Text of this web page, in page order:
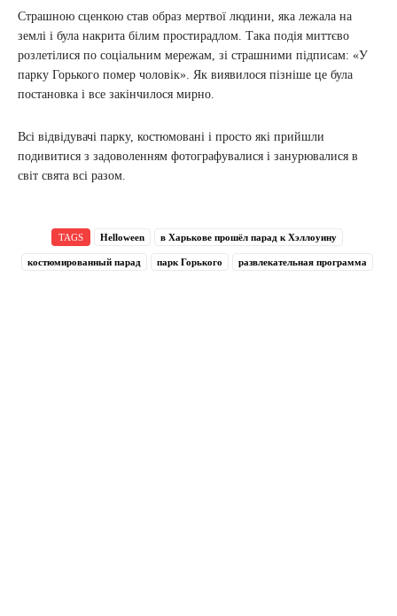
Страшною сценкою став образ мертвої людини, яка лежала на
землі і була накрита білим простирадлом. Така подія миттєво
розлетілися по соціальним мережам, зі страшними підписам: «У
парку Горького помер чоловік». Як виявилося пізніше це була
постановка і все закінчилося мирно.
Всі відвідувачі парку, костюмовані і просто які прийшли
подивитися з задоволенням фотографувалися і занурювалися в
світ свята всі разом.
TAGS Helloween в Харькове прошёл парад к Хэллоуину
костюмированный парад парк Горького развлекательная программа